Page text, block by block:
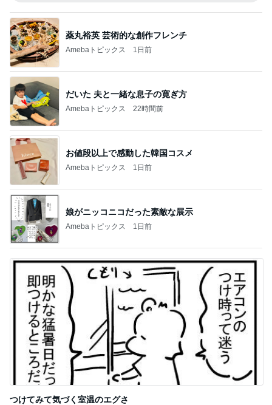
薬丸裕英 芸術的な創作フレンチ
Amebaトピックス 1日前
だいた 夫と一緒な息子の寛ぎ方
Amebaトピックス 22時間前
お値段以上で感動した韓国コスメ
Amebaトピックス 1日前
娘がニッコニコだった素敵な展示
Amebaトピックス 1日前
つけてみて気づく室温のエグさ